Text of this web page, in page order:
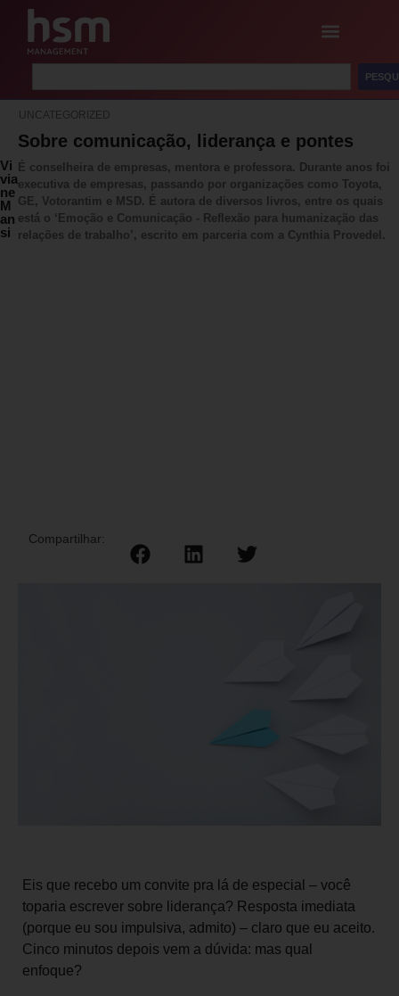
UNCATEGORIZED
Sobre comunicação, liderança e pontes
Vi
via
ne
M
an
si
É conselheira de empresas, mentora e professora. Durante anos foi
executiva de empresas, passando por organizações como Toyota,
GE, Votorantim e MSD. É autora de diversos livros, entre os quais
está o ‘Emoção e Comunicação - Reflexão para humanização das
relações de trabalho’, escrito em parceria com a Cynthia Provedel.
Compartilhar:
Eis que recebo um convite pra lá de especial – você
toparia escrever sobre liderança? Resposta imediata
(porque eu sou impulsiva, admito) – claro que eu aceito.
Cinco minutos depois vem a dúvida: mas qual
enfoque?